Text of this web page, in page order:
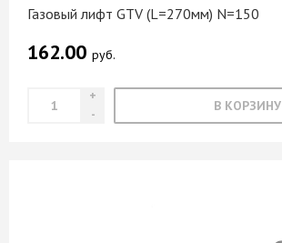
Газовый лифт GTV (L=270мм) N=150
162.00 руб.
В КОРЗИНУ